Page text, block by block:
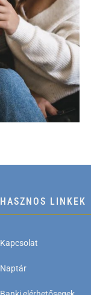
HASZNOS LINKEK
Kapcsolat
Naptár